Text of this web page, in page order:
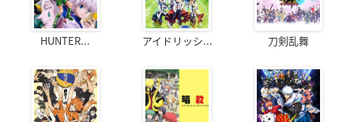
HUNTER... アイドリッシ... 刀剣乱舞